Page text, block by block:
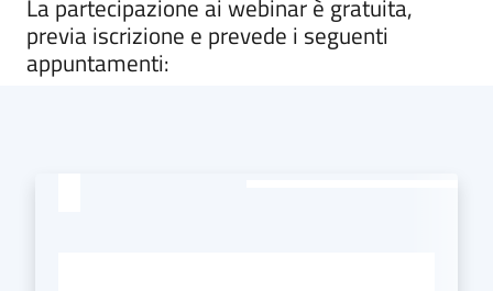
La partecipazione ai webinar è gratuita,
previa iscrizione e prevede i seguenti
appuntamenti: